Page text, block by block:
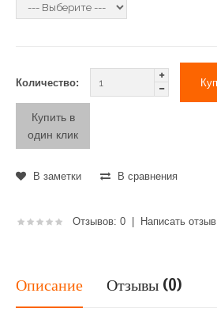
Количество:
Купить в
один клик
В заметки В сравнения
Отзывов: 0 | Написать отзыв
Описание Отзывы (0)